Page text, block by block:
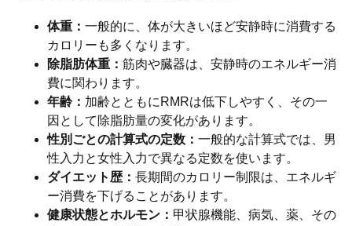
体重： 一般的に、体が大きいほど安静時に消費する
カロリーも多くなります。
除脂肪体重： 筋肉や臓器は、安静時のエネルギー消
費に関わります。
年齢： 加齢とともにRMRは低下しやすく、その一
因として除脂肪量の変化があります。
性別ごとの計算式の定数： 一般的な計算式では、男
性入力と女性入力で異なる定数を使います。
ダイエット歴： 長期間のカロリー制限は、エネルギ
ー消費を下げることがあります。
健康状態とホルモン： 甲状腺機能、病気、薬、その